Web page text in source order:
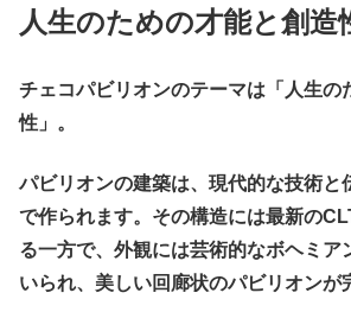
人生のための才能と創造
チェコパビリオンのテーマは「人生の
性」。
パビリオンの建築は、現代的な技術と
で作られます。その構造には最新の
る一方で、外観には芸術的なボヘミア
いられ、美しい回廊状のパビリオンが